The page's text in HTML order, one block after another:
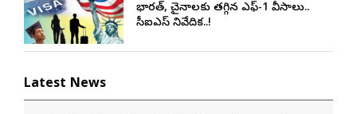
భారత్, చైనాలకు తగ్గిన ఎఫ్-1 వీసాలు..
సీఐఎస్ నివేదిక..!
Latest News